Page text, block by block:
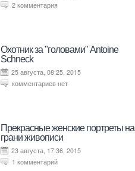
2 комментария
Охотник за "головами" Antoine
Schneck
25 августа, 08:25, 2015
комментариев нет
Прекрасные женские портреты на
грани живописи
23 августа, 17:36, 2015
1 комментарий